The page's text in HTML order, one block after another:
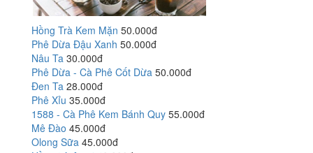
Hồng Trà Kem Mặn 50.000đ
Phê Dừa Đậu Xanh 50.000đ
Nâu Ta 30.000đ
Phê Dừa - Cà Phê Cốt Dừa 50.000đ
Đen Ta 28.000đ
Phê Xỉu 35.000đ
1588 - Cà Phê Kem Bánh Quy 55.000đ
Mê Đào 45.000đ
Olong Sữa 45.000đ